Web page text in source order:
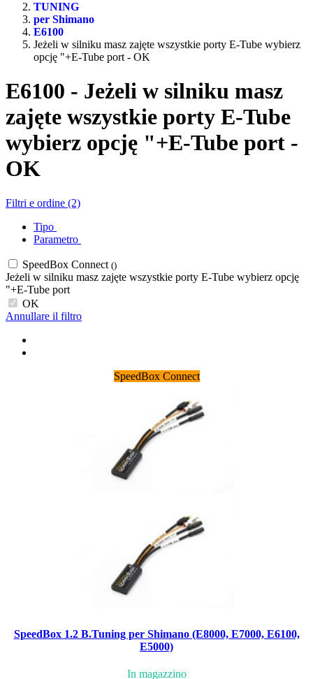
TUNING
per Shimano
E6100
Jeżeli w silniku masz zajęte wszystkie porty E-Tube wybierz
opcję "+E-Tube port - OK
E6100 - Jeżeli w silniku masz
zajęte wszystkie porty E-Tube
wybierz opcję "+E-Tube port -
OK
Filtri e ordine (2)
Tipo
Parametro
SpeedBox Connect ()
Jeżeli w silniku masz zajęte wszystkie porty E-Tube wybierz opcję
"+E-Tube port
OK
Annullare il filtro
SpeedBox Connect
SpeedBox 1.2 B.Tuning per Shimano (E8000, E7000, E6100,
E5000)
In magazzino